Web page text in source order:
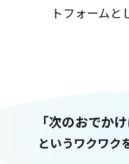
トフォームと
「次のおでか
というワクワク